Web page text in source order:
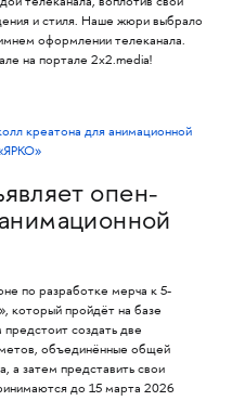
и стиля. Наше жюри выбрало
оформлении телеканала.
на портале 2x2.media!
опен-
по разработке мерча к 5-
который пройдёт на базе
создать две
объединённые общей
а затем представить свои
до 15 марта 2026